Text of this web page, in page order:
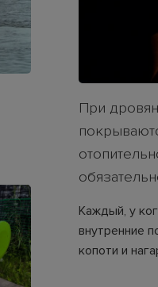
При
Каждый, у
внутренние
копоти и